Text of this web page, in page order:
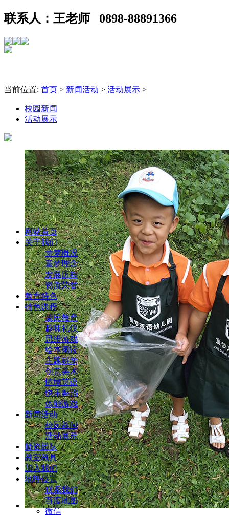
联系人：王老师 0898-88891366
网站首页
关于我们
童梦概况
童梦理念
发展历程
资质荣誉
教育特色
特色课程
蒙氏教育
趣味礼仪
思维游戏
绘本阅读
主题科学
创意美术
情境英语
快乐舞蹈
体能游戏
新闻活动
校园新闻
活动展示
师资团队
教室教具
加入我们
地理位置
联系我们
百度地图
微信
当前位置: 首页 > 新闻活动 > 活动展示 >
校园新闻
活动展示